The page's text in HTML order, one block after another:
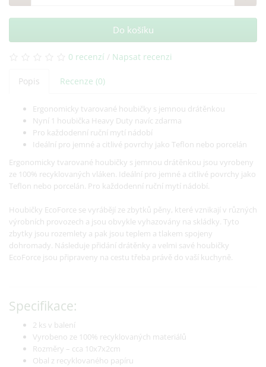
Do košíku
0 recenzí / Napsat recenzi
Popis Recenze (0)
Ergonomicky tvarované houbičky s jemnou drátěnkou
Nyní 1 houbička Heavy Duty navíc zdarma
Pro každodenní ruční mytí nádobí
Ideální pro jemné a citlivé povrchy jako Teflon nebo porcelán
Ergonomicky tvarované houbičky s jemnou drátěnkou jsou vyrobeny
ze 100% recyklovaných vláken. Ideální pro jemné a citlivé povrchy jako
Teflon nebo porcelán. Pro každodenní ruční mytí nádobí.
Houbičky EcoForce se vyrábějí ze zbytků pěny, které vznikají v různých
výrobních provozech a jsou obvykle vyhazovány na skládky. Tyto
zbytky jsou rozemlety a pak jsou teplem a tlakem spojeny
dohromady. Následuje přidání drátěnky a velmi savé houbičky
EcoForce jsou připraveny na cestu třeba právě do vaší kuchyně.
Specifikace:
2 ks v balení
Vyrobeno ze 100% recyklovaných materiálů
Rozměry – cca 10x7x2cm
Obal z recyklovaného papíru